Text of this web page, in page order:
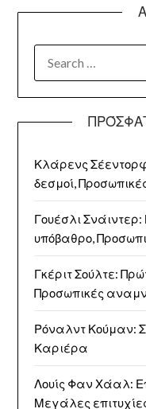
FOR:
Κλάρενς
δεσμοί,
Γουέσλι
υπόβαθρο,
Γκέριτ Σούλτε:
Προσωπικές
Ρόναλντ Κούμαν:
Καριέρα
Λουίς Φαν Χάαλ:
Μεγάλες